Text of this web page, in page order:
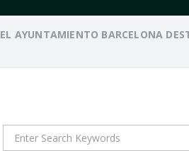
EL AYUNTAMIENTO BARCELONA